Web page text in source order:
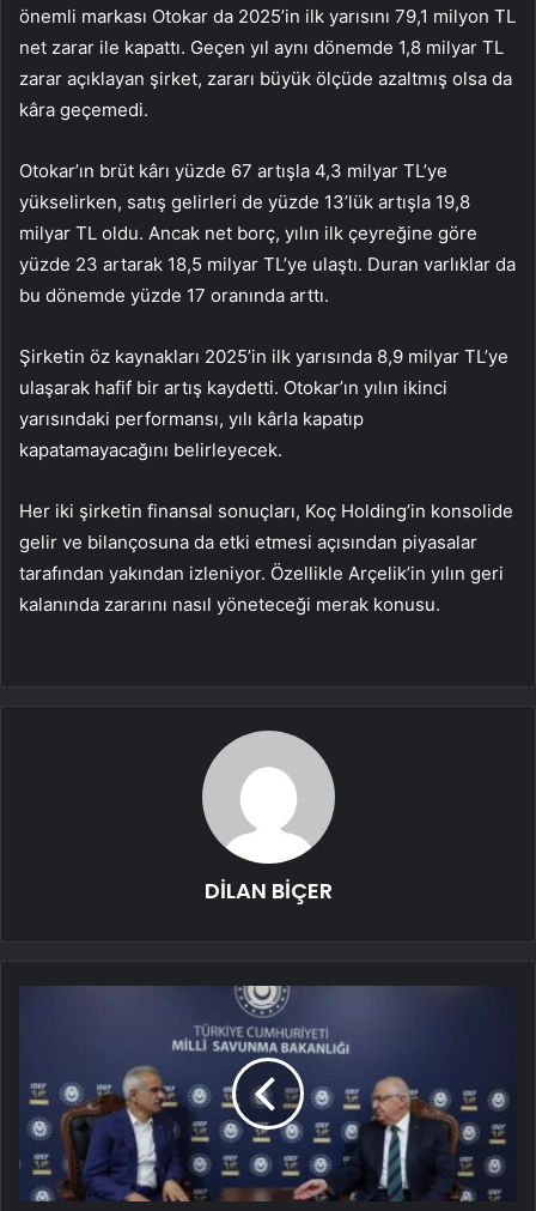
önemli markası Otokar da 2025’in ilk yarısını 79,1 milyon TL
net zarar ile kapattı. Geçen yıl aynı dönemde 1,8 milyar TL
zarar açıklayan şirket, zararı büyük ölçüde azaltmış olsa da
kâra geçemedi.
Otokar’ın brüt kârı yüzde 67 artışla 4,3 milyar TL’ye
yükselirken, satış gelirleri de yüzde 13’lük artışla 19,8
milyar TL oldu. Ancak net borç, yılın ilk çeyreğine göre
yüzde 23 artarak 18,5 milyar TL’ye ulaştı. Duran varlıklar da
bu dönemde yüzde 17 oranında arttı.
Şirketin öz kaynakları 2025’in ilk yarısında 8,9 milyar TL’ye
ulaşarak hafif bir artış kaydetti. Otokar’ın yılın ikinci
yarısındaki performansı, yılı kârla kapatıp
kapatamayacağını belirleyecek.
Her iki şirketin finansal sonuçları, Koç Holding’in konsolide
gelir ve bilançosuna da etki etmesi açısından piyasalar
tarafından yakından izleniyor. Özellikle Arçelik’in yılın geri
kalanında zararını nasıl yöneteceği merak konusu.
DİLAN BİÇER